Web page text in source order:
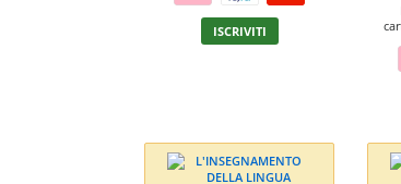
ISCRIVITI
Questo
prodotto
opzioni